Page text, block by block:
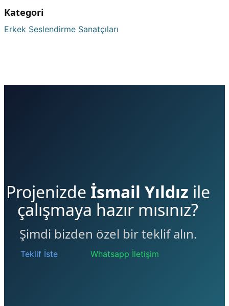
Kategori
Erkek Seslendirme Sanatçıları
Projenizde İsmail Yıldız ile
çalışmaya hazır mısınız?
Şimdi bizden özel bir teklif alın.
Teklif İste Whatsapp İletişim